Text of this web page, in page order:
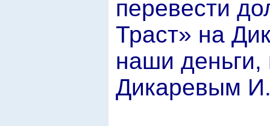
перевести
Траст» на
наши деньги,
Дикаревым